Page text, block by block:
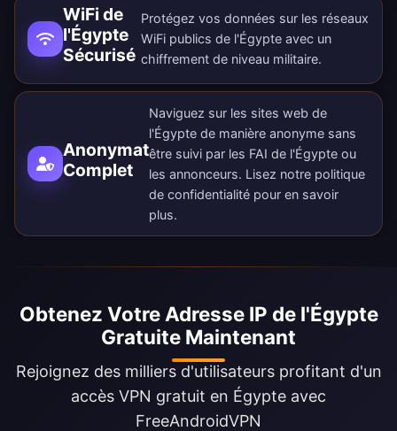
WiFi de
l'Égypte
Sécurisé
Protégez vos données sur les réseaux
WiFi publics de l'Égypte avec un
chiffrement de niveau militaire.
Anonymat
Complet
Naviguez sur les sites web de
l'Égypte de manière anonyme sans
être suivi par les FAI de l'Égypte ou
les annonceurs. Lisez notre politique
de confidentialité pour en savoir
plus.
Obtenez Votre Adresse IP de l'Égypte
Gratuite Maintenant
Rejoignez des milliers d'utilisateurs profitant d'un
accès VPN gratuit en Égypte avec
FreeAndroidVPN